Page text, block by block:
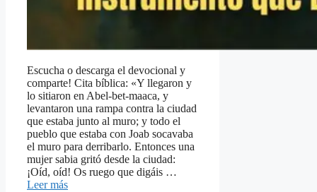
Escucha o descarga el devocional y
comparte! Cita bíblica: «Y llegaron y
lo sitiaron en Abel-bet-maaca, y
levantaron una rampa contra la ciudad
que estaba junto al muro; y todo el
pueblo que estaba con Joab socavaba
el muro para derribarlo. Entonces una
mujer sabia gritó desde la ciudad:
¡Oíd, oíd! Os ruego que digáis …
Leer más